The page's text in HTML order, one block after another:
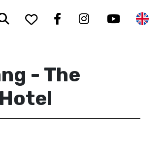
Sök To your saved
Facebook
Instagram
- The